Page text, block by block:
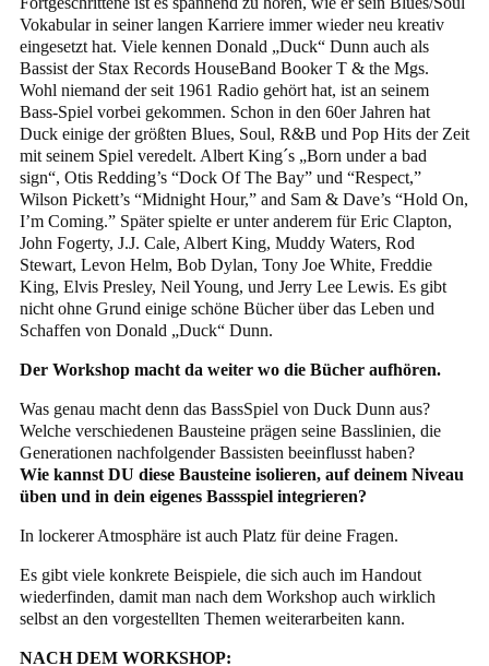
Vokabular in seiner langen Karriere immer wieder neu kreativ
eingesetzt hat. Viele kennen Donald „Duck“ Dunn auch als
Bassist der Stax Records HouseBand Booker T & the Mgs.
Wohl niemand der seit 1961 Radio gehört hat, ist an seinem
Bass-Spiel vorbei gekommen. Schon in den 60er Jahren hat
Duck einige der größten Blues, Soul, R&B und Pop Hits der Zeit
mit seinem Spiel veredelt. Albert King´s „Born under a bad
sign“, Otis Redding’s “Dock Of The Bay” und “Respect,”
Wilson Pickett’s “Midnight Hour,” and Sam & Dave’s “Hold On,
I’m Coming.” Später spielte er unter anderem für Eric Clapton,
John Fogerty, J.J. Cale, Albert King, Muddy Waters, Rod
Stewart, Levon Helm, Bob Dylan, Tony Joe White, Freddie
King, Elvis Presley, Neil Young, und Jerry Lee Lewis. Es gibt
nicht ohne Grund einige schöne Bücher über das Leben und
Schaffen von Donald „Duck“ Dunn.
Der Workshop macht da weiter wo die Bücher aufhören.
Was genau macht denn das BassSpiel von Duck Dunn aus?
Welche verschiedenen Bausteine prägen seine Basslinien, die
Generationen nachfolgender Bassisten beeinflusst haben?
Wie kannst DU diese Bausteine isolieren, auf deinem Niveau
üben und in dein eigenes Bassspiel integrieren?
In lockerer Atmosphäre ist auch Platz für deine Fragen.
Es gibt viele konkrete Beispiele, die sich auch im Handout
wiederfinden, damit man nach dem Workshop auch wirklich
selbst an den vorgestellten Themen weiterarbeiten kann.
NACH DEM WORKSHOP: